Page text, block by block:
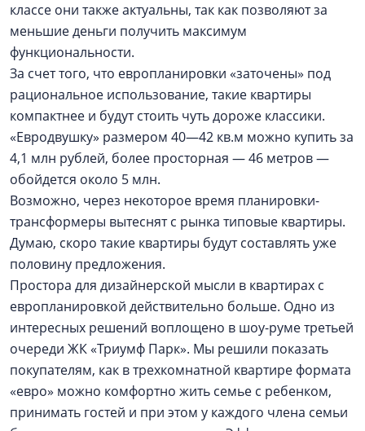
классе они также актуальны, так как позволяют за
меньшие деньги получить максимум
функциональности.
За счет того, что европланировки «заточены» под
рациональное использование, такие квартиры
компактнее и будут стоить чуть дороже классики.
«Евродвушку» размером 40—42 кв.м можно купить за
4,1 млн рублей, более просторная — 46 метров —
обойдется около 5 млн.
Возможно, через некоторое время планировки-
трансформеры вытеснят с рынка типовые квартиры.
Думаю, скоро такие квартиры будут составлять уже
половину предложения.
Простора для дизайнерской мысли в квартирах с
европланировкой действительно больше. Одно из
интересных решений воплощено в шоу-руме третьей
очереди ЖК «Триумф Парк». Мы решили показать
покупателям, как в трехкомнатной квартире формата
«евро» можно комфортно жить семье с ребенком,
принимать гостей и при этом у каждого члена семьи